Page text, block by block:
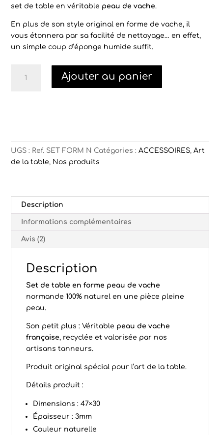
set de table en véritable peau de vache.
En plus de son style original en forme de vache, il
vous étonnera par sa facilité de nettoyage… en effet,
un simple coup d’éponge humide suffit.
peau
de
Ajouter au panier
UGS : Ref. SET FORM N Catégories :ACCESSOIRES,Art
de la table, Nos produits
Description
Informations complémentaires
Avis (2)
Description
Set de table en forme peau de vache
normande 100% naturel en une pièce pleine
peau.
Son petit plus : Véritable peau de vache
française, recyclée et valorisée par nos
artisans tanneurs.
Produit original spécial pour l’art de la table.
Détails produit :
Dimensions : 47×30
Épaisseur : 3mm
Couleur naturelle